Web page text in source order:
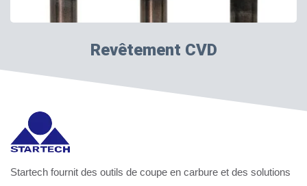
Revêtement CVD
Startech fournit des outils de coupe en carbure et des solutions